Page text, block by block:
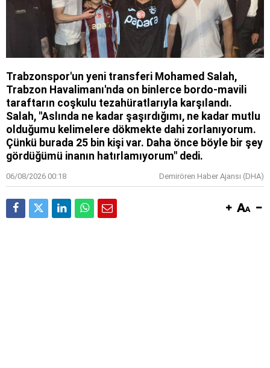
Trabzonspor'un yeni transferi Mohamed Salah,
Trabzon Havalimanı'nda on binlerce bordo-mavili
taraftarın coşkulu tezahüratlarıyla karşılandı.
Salah, ''Aslında ne kadar şaşırdığımı, ne kadar mutlu
olduğumu kelimelere dökmekte dahi zorlanıyorum.
Çünkü burada 25 bin kişi var. Daha önce böyle bir şey
gördüğümü inanın hatırlamıyorum" dedi.
06/08/2026 00:18 Demirören Haber Ajansı (DHA)